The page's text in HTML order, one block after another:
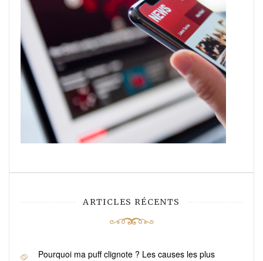
ARTICLES RÉCENTS
Pourquoi ma puff clignote ? Les causes les plus